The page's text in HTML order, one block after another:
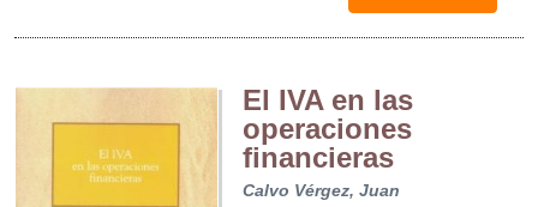
El IVA en las
operaciones
financieras
Calvo Vérgez, Juan